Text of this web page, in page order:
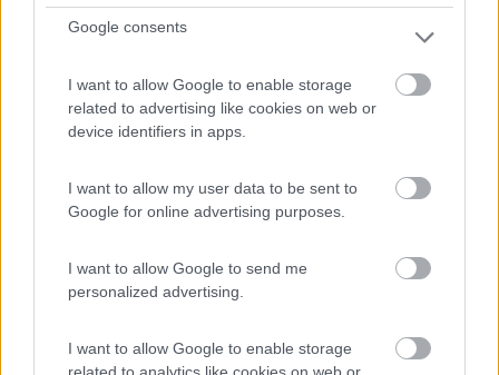
Google consents
I want to allow Google to enable storage
related to advertising like cookies on web or
device identifiers in apps.
I want to allow my user data to be sent to
Google for online advertising purposes.
I want to allow Google to send me
personalized advertising.
I want to allow Google to enable storage
related to analytics like cookies on web or
Situato sulle rive dal lago e nel cuore delle Alpi Giulie...